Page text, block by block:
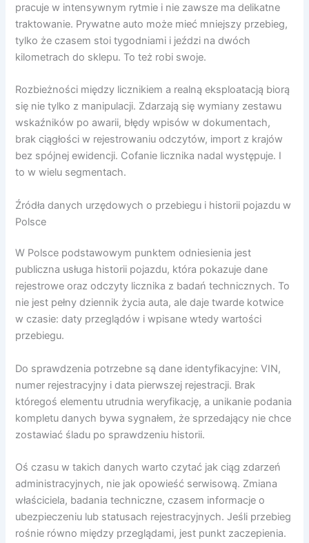
pracuje w intensywnym rytmie i nie zawsze ma delikatne
traktowanie. Prywatne auto może mieć mniejszy przebieg,
tylko że czasem stoi tygodniami i jeździ na dwóch
kilometrach do sklepu. To też robi swoje.
Rozbieżności między licznikiem a realną eksploatacją biorą
się nie tylko z manipulacji. Zdarzają się wymiany zestawu
wskaźników po awarii, błędy wpisów w dokumentach,
brak ciągłości w rejestrowaniu odczytów, import z krajów
bez spójnej ewidencji. Cofanie licznika nadal występuje. I
to w wielu segmentach.
Źródła danych urzędowych o przebiegu i historii pojazdu w
Polsce
W Polsce podstawowym punktem odniesienia jest
publiczna usługa historii pojazdu, która pokazuje dane
rejestrowe oraz odczyty licznika z badań technicznych. To
nie jest pełny dziennik życia auta, ale daje twarde kotwice
w czasie: daty przeglądów i wpisane wtedy wartości
przebiegu.
Do sprawdzenia potrzebne są dane identyfikacyjne: VIN,
numer rejestracyjny i data pierwszej rejestracji. Brak
któregoś elementu utrudnia weryfikację, a unikanie podania
kompletu danych bywa sygnałem, że sprzedający nie chce
zostawiać śladu po sprawdzeniu historii.
Oś czasu w takich danych warto czytać jak ciąg zdarzeń
administracyjnych, nie jak opowieść serwisową. Zmiana
właściciela, badania techniczne, czasem informacje o
ubezpieczeniu lub statusach rejestracyjnych. Jeśli przebieg
rośnie równo między przeglądami, jest punkt zaczepienia.